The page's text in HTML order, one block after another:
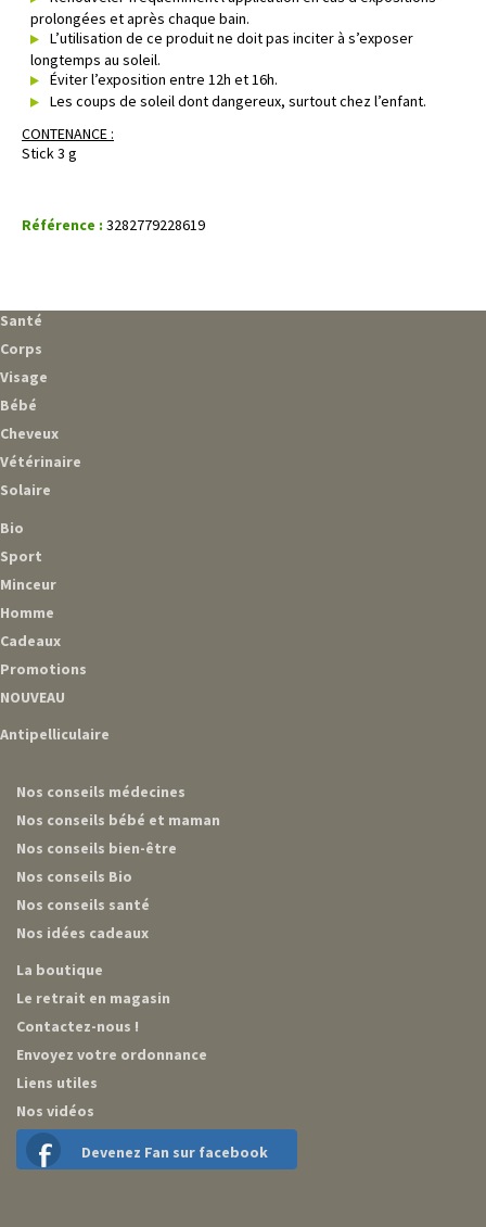
prolongées et après chaque bain.
L’utilisation de ce produit ne doit pas inciter à s’exposer
longtemps au soleil.
Éviter l’exposition entre 12h et 16h.
Les coups de soleil dont dangereux, surtout chez l’enfant.
CONTENANCE :
Stick 3 g
Référence : 3282779228619
Santé
Corps
Visage
Bébé
Cheveux
Vétérinaire
Solaire
Bio
Sport
Minceur
Homme
Cadeaux
Promotions
NOUVEAU
Antipelliculaire
Nos conseils médecines
Nos conseils bébé et maman
Nos conseils bien-être
Nos conseils Bio
Nos conseils santé
Nos idées cadeaux
La boutique
Le retrait en magasin
Contactez-nous !
Envoyez votre ordonnance
Liens utiles
Nos vidéos
Devenez Fan sur facebook